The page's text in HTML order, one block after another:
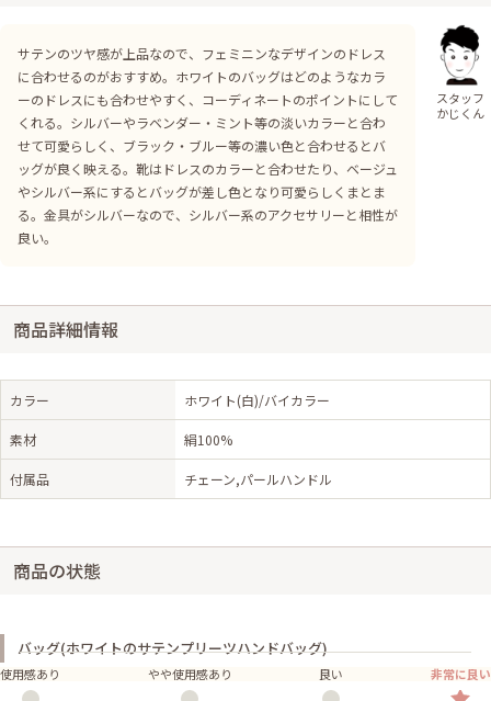
サテンのツヤ感が上品なので、フェミニンなデザインのドレス
に合わせるのがおすすめ。ホワイトのバッグはどのようなカラ
ーのドレスにも合わせやすく、コーディネートのポイントにして
くれる。シルバーやラベンダー・ミント等の淡いカラーと合わ
せて可愛らしく、ブラック・ブルー等の濃い色と合わせるとバ
ッグが良く映える。靴はドレスのカラーと合わせたり、ベージュ
やシルバー系にするとバッグが差し色となり可愛らしくまとま
る。金具がシルバーなので、シルバー系のアクセサリーと相性が
良い。
スタッフ
かじくん
商品詳細情報
カラー ホワイト(白)/バイカラー
素材 絹100%
付属品 チェーン,パールハンドル
商品の状態
バッグ(ホワイトのサテンプリーツハンドバッグ)
使用感あり やや使用感あり 良い 非常に良い